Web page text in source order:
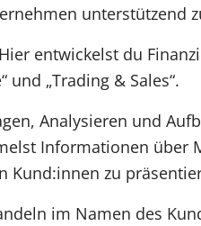
unterstützend
Hier entwickelst du
und „Trading & Sales“.
Analysieren und
Informationen über
Kund:innen zu
im Namen des